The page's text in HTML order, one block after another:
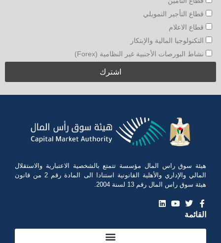
قطاع التأجير التمويلي
قطاع الاعلام
التكنولوجيا المالية والإبتكار
نشاط البورصات الأجنبية غير النظامية (Forex)
هيئة سوق راس المال مؤسسة تتمتع بالشخصية الاعتبارية والاستقلال
المالي والإداري والأهلية القانونية استنادا الى المادة رقم 2 من قانون
هيئة سوق راس المال رقم 13 لسنة 2004.
القائمة